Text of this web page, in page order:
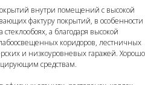
внутри помещений с высокой
фактуру покрытий, в особенности
а благодаря высокой
коридоров, лестничных
и низкоуровневых гаражей. Хорошо
средствам.